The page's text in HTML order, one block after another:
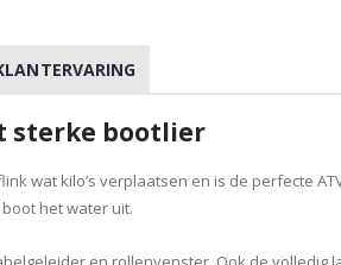
sterke bootlier
wat kilo’s verplaatsen en is de perfecte
het water uit.